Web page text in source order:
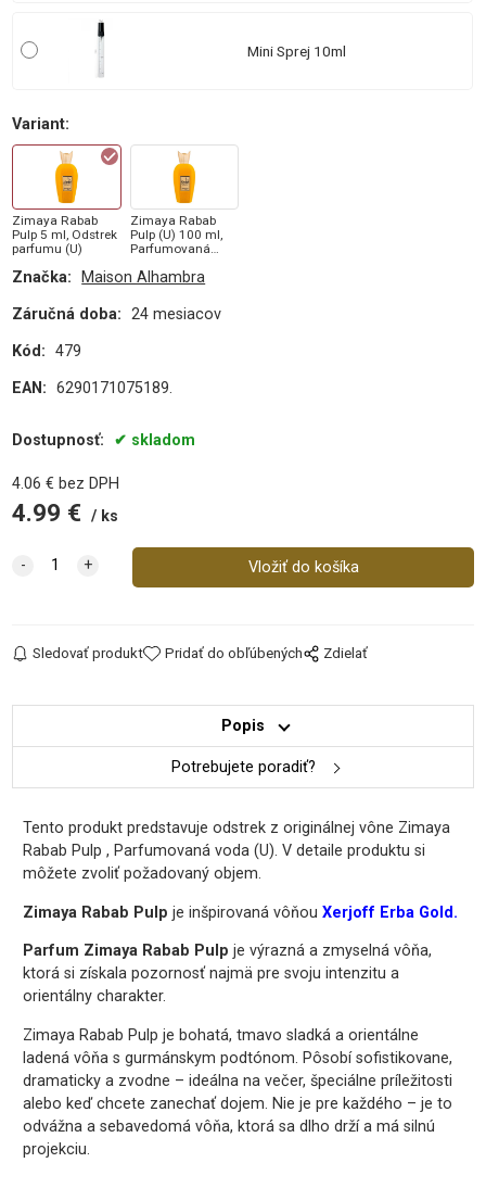
Mini Sprej 10ml
Variant:
Zimaya Rabab
Pulp 5 ml, Odstrek
parfumu (U)
Zimaya Rabab
Pulp (U) 100 ml,
Parfumovaná
Značka: Maison Alhambra
Záručná doba: 24 mesiacov
Kód: 479
EAN: 6290171075189.
Dostupnosť: skladom
4.06 €bez DPH
4.99 € ks
Sledovať produkt Pridať do obľúbených Zdielať
Popis
Potrebujete poradiť?
Tento produkt predstavuje odstrek z originálnej vône Zimaya
Rabab Pulp , Parfumovaná voda (U). V detaile produktu si
môžete zvoliť požadovaný objem.
Zimaya Rabab Pulpje inšpirovaná vôňou Xerjoff Erba Gold.
Parfum Zimaya Rabab Pulp je výrazná a zmyselná vôňa,
ktorá si získala pozornosť najmä pre svoju intenzitu a
orientálny charakter.
Zimaya Rabab Pulp je bohatá, tmavo sladká a orientálne
ladená vôňa s gurmánskym podtónom. Pôsobí sofistikovane,
dramaticky a zvodne – ideálna na večer, špeciálne príležitosti
alebo keď chcete zanechať dojem. Nie je pre každého – je to
odvážna a sebavedomá vôňa, ktorá sa dlho drží a má silnú
projekciu.